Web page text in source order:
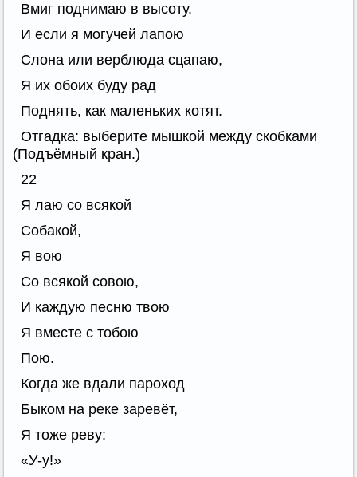
Вмиг поднимаю в высоту.
И если я могучей лапою
Слона или верблюда сцапаю,
Я их обоих буду рад
Поднять, как маленьких котят.
Отгадка: выберите мышкой между скобками
(Подъёмный кран.)
22
Я лаю со всякой
Собакой,
Я вою
Со всякой совою,
И каждую песню твою
Я вместе с тобою
Пою.
Когда же вдали пароход
Быком на реке заревёт,
Я тоже реву:
«У-у!»